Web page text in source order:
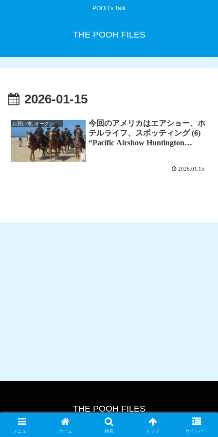
POOH's Talk
THE POOH FILES
2026-01-15
お買い物, オークション
今回のアメリカはエアショー、ホ
テルライフ、スポッティング (6)
“Pacific Airshow Huntington
2026.01.15
THE POOH FILES
© 2024 THE POOH FILES.
メニュー ホーム 検索 トップ サイドバー